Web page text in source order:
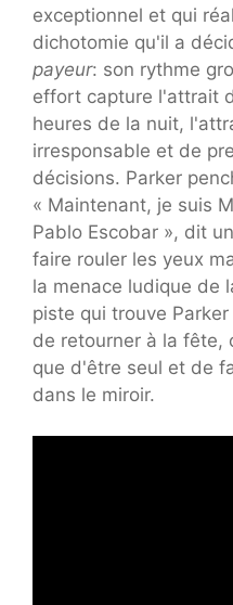
exceptionnel et qui
dichotomie qu'il a
payeur: son rythme
effort capture l'attrait
heures de la nuit,
irresponsable et de
décisions. Parker
« Maintenant, je suis
Pablo Escobar », dit
faire rouler les yeux
la menace ludique de
piste qui trouve
de retourner à la fête,
que d'être seul et de
dans le miroir.